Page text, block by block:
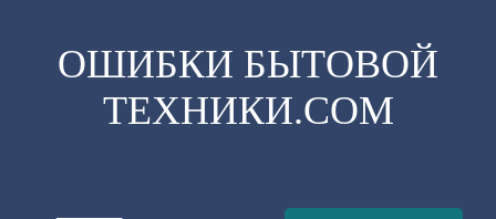
ОШИБКИ БЫТОВОЙ
ТЕХНИКИ.COM